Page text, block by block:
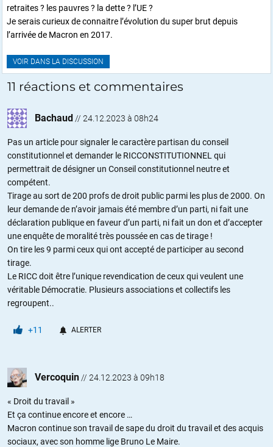
retraites ? les pauvres ? la dette ? l’UE ?
Je serais curieux de connaitre l’évolution du super brut depuis
l’arrivée de Macron en 2017.
VOIR DANS LA DISCUSSION
11 réactions et commentaires
Bachaud // 24.12.2023 à 08h24
Pas un article pour signaler le caractère partisan du conseil
constitutionnel et demander le RICCONSTITUTIONNEL qui
permettrait de désigner un Conseil constitutionnel neutre et
compétent.
Tirage au sort de 200 profs de droit public parmi les plus de 2000. On
leur demande de n’avoir jamais été membre d’un parti, ni fait une
déclaration publique en faveur d’un parti, ni fait un don et d’accepter
une enquête de moralité très poussée en cas de tirage !
On tire les 9 parmi ceux qui ont accepté de participer au second
tirage.
Le RICC doit être l’unique revendication de ceux qui veulent une
véritable Démocratie. Plusieurs associations et collectifs les
regroupent..
+11 ALERTER
Vercoquin // 24.12.2023 à 09h18
« Droit du travail »
Et ça continue encore et encore …
Macron continue son travail de sape du droit du travail et des acquis
sociaux, avec son homme lige Bruno Le Maire.